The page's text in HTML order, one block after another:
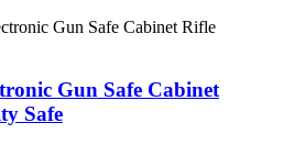
Gun Safe Cabinet
Safe